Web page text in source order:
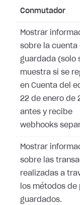
Conmutador
Mostrar
sobre la cuenta
guardada (solo
muestra si se
en Cuenta del
22 de enero de
antes y recibe
webhooks
Mostrar
sobre las
realizadas a
los métodos de
guardados.